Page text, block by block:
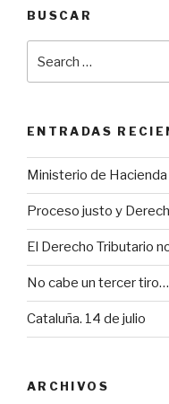
BUSCAR
ENTRADAS
Ministerio de Hacienda
Proceso justo y
El Derecho Tributario
No cabe un tercer tiro…
Cataluña. 14 de julio
ARCHIVOS